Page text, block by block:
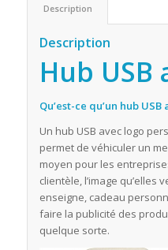
Description
Description
Hub USB
Qu’est-ce qu’un hub
Un hub USB avec logo
permet de véhiculer un
moyen pour les
clientèle, l’image qu’elles
enseigne, cadeau
faire la publicité des
quelque sorte.